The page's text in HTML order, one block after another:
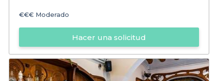
€€€ Moderado
Hacer una solicitud